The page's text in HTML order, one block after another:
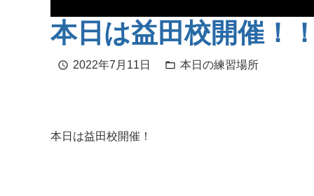
本日は益田校開催！
schedule 2022年7月11日 folder_open 本日の練習場所
本日は益田校開催！